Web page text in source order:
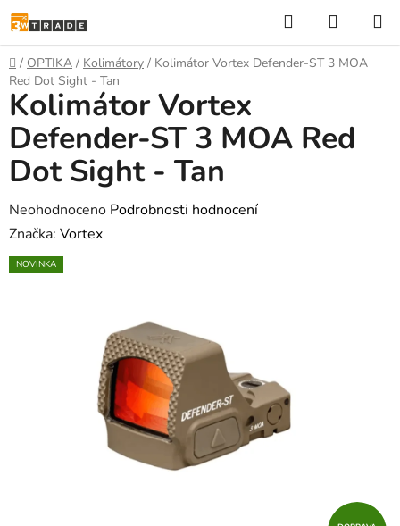
Přejít
na
obsah
Hledat
KOŠÍK
Domů
/ OPTIKA / Kolimátory / Kolimátor Vortex Defender-ST 3 MOA
Red Dot Sight - Tan
Kolimátor Vortex
Defender-ST 3 MOA Red
Dot Sight - Tan
Průměrné
hodnocení
produktu
Neohodnoceno Podrobnosti hodnocení
Značka: Vortex
NOVINKA